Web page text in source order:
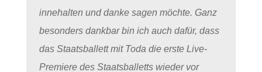
innehalten und danke sagen möchte. Ganz
besonders dankbar bin ich auch dafür, dass
das Staatsballett mit Toda die erste Live-
Premiere des Staatsballetts wieder vor